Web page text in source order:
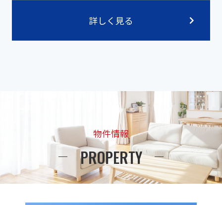
詳しく見る
物件情報
PROPERTY